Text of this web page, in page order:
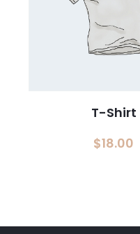
T-Shirt
$18.00